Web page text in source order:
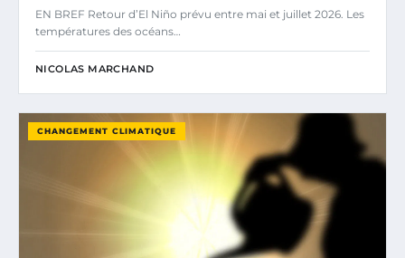
EN BREF Retour d’El Niño prévu entre mai et juillet 2026. Les
températures des océans…
NICOLAS MARCHAND
CHANGEMENT CLIMATIQUE